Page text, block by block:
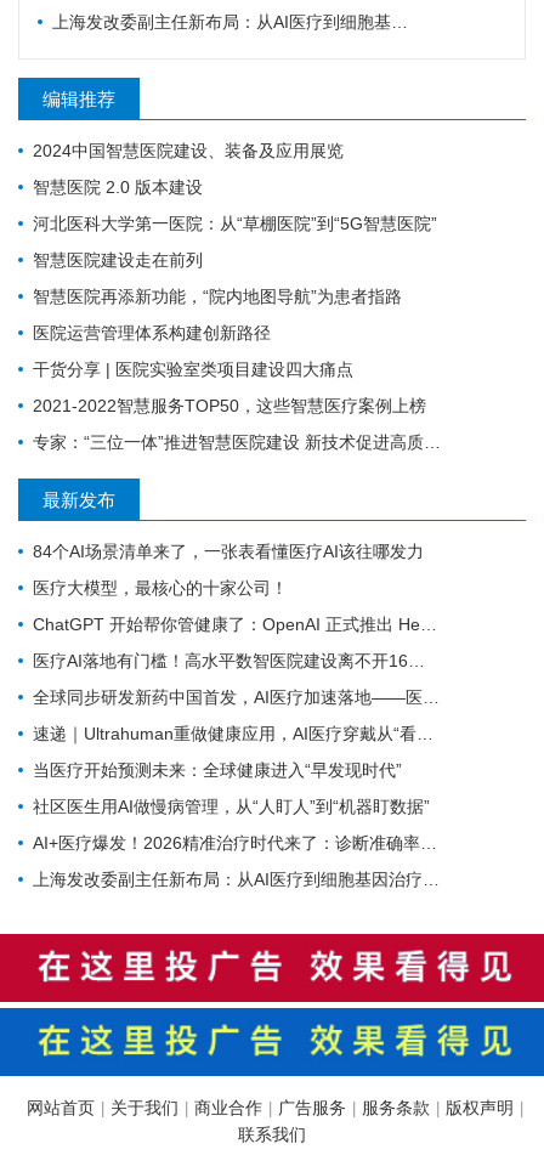
上海发改委副主任新布局：从AI医疗到细胞基因治疗，探寻前沿医疗产业增长密码
编辑推荐
2024中国智慧医院建设、装备及应用展览
智慧医院 2.0 版本建设
河北医科大学第一医院：从“草棚医院”到“5G智慧医院”
智慧医院建设走在前列
智慧医院再添新功能，“院内地图导航”为患者指路
医院运营管理体系构建创新路径
干货分享 | 医院实验室类项目建设四大痛点
2021-2022智慧服务TOP50，这些智慧医疗案例上榜
专家：“三位一体”推进智慧医院建设 新技术促进高质量发展
最新发布
84个AI场景清单来了，一张表看懂医疗AI该往哪发力
医疗大模型，最核心的十家公司！
ChatGPT 开始帮你管健康了：OpenAI 正式推出 Health 功能，AI 进入医疗意味着什么？
医疗AI落地有门槛！高水平数智医院建设离不开16个能力（附自查表）
全球同步研发新药中国首发，AI医疗加速落地——医疗前沿资讯速览
速递｜Ultrahuman重做健康应用，AI医疗穿戴从“看数据”转向“给行动”
当医疗开始预测未来：全球健康进入“早发现时代”
社区医生用AI做慢病管理，从“人盯人”到“机器盯数据”
AI+医疗爆发！2026精准治疗时代来了：诊断准确率98%+，100+罕见病不再“无药可医”？
上海发改委副主任新布局：从AI医疗到细胞基因治疗，探寻前沿医疗产业增长密码
网站首页 关于我们 商业合作 广告服务 服务条款 版权声明
联系我们